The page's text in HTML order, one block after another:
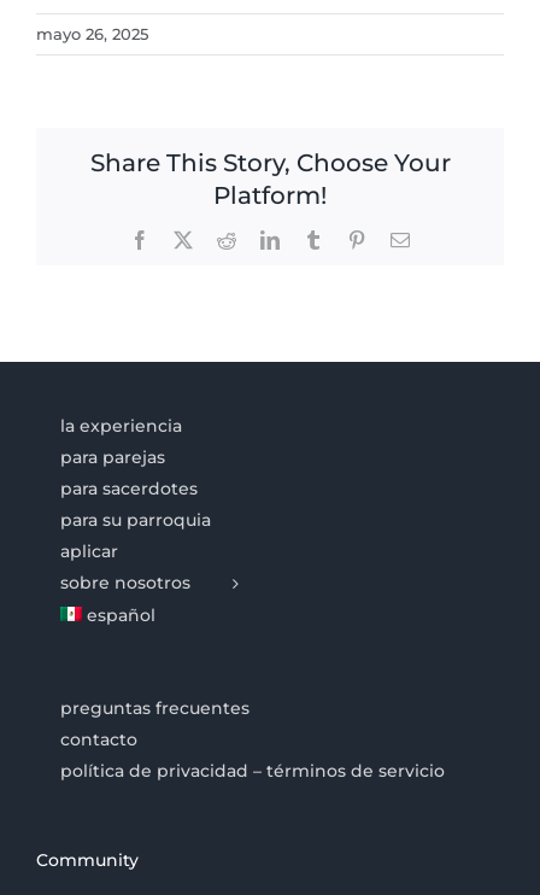
mayo 26, 2025
Share This Story, Choose Your
Platform!
Facebook RedditLinkedInTumblr PinterestEmail
la experiencia
para parejas
para sacerdotes
para su parroquia
aplicar
sobre nosotros
español
preguntas frecuentes
contacto
política de privacidad – términos de servicio
Community